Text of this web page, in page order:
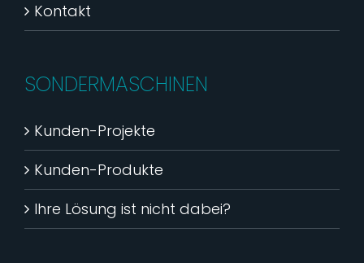
Kontakt
SONDERMASCHINEN
Kunden-Projekte
Kunden-Produkte
Ihre Lösung ist nicht dabei?